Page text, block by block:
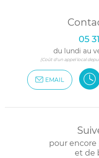
05
du lundi au
(Coût d'un appel local
EMAIL
pour
et de